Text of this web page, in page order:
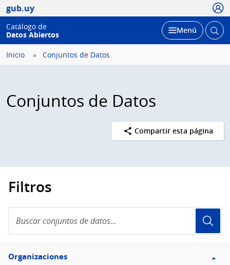
gub.uy
Catálogo de
Datos Abiertos
Desplegar
Menú Abrir
Inicio Conjuntos de Datos
Conjuntos de Datos
Compartir esta página
Filtros
conjuntos
de
Filtro
Organizaciones